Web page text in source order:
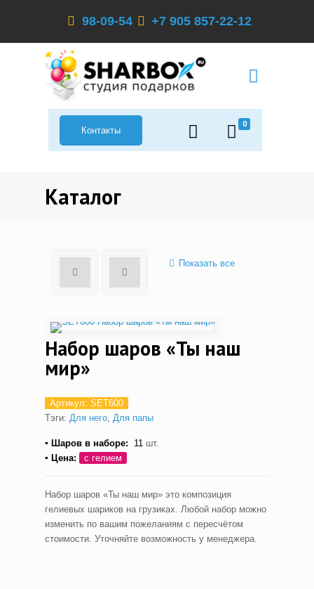
98-09-54 +7 905 857-22-12
0
Контакты
Каталог
Показать все
Набор шаров «Ты наш
мир»
Артикул: SET600
Тэги: Для него, Для папы
▪ Шаров в наборе: 11 шт.
▪ Цена:
с гелием
Набор шаров «Ты наш мир» это композиция
гелиевых шариков на грузиках. Любой набор можно
изменить по вашим пожеланиям с пересчётом
стоимости. Уточняйте возможность у менеджера.